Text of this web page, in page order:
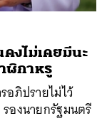
งไม่เคยมีนะ
ฬิกาหรู
อภิปรายไม่ไว้
องนายกรัฐมนตรี